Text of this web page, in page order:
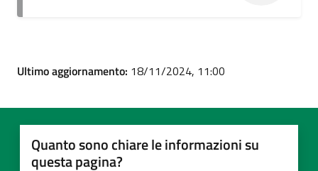
Ultimo aggiornamento: 18/11/2024, 11:00
Quanto sono chiare le informazioni su
questa pagina?